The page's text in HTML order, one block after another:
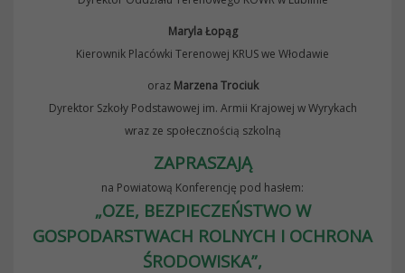
Maryla Łopąg
Kierownik Placówki Terenowej KRUS we Włodawie
orazMarzena Trociuk
Dyrektor Szkoły Podstawowej im. Armii Krajowej w Wyrykach
wraz ze społecznością szkolną
ZAPRASZAJĄ
na Powiatową Konferencję pod hasłem:
„OZE, BEZPIECZEŃSTWO W
GOSPODARSTWACH ROLNYCH I OCHRONA
ŚRODOWISKA”,